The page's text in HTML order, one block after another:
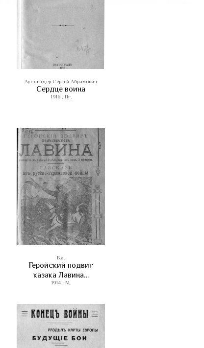
Ауслендер Сергей Абрамович
Сердце воина
1916 , Пг.
Б.а.
Геройский подвиг
казака Лавина…
1914 , М.